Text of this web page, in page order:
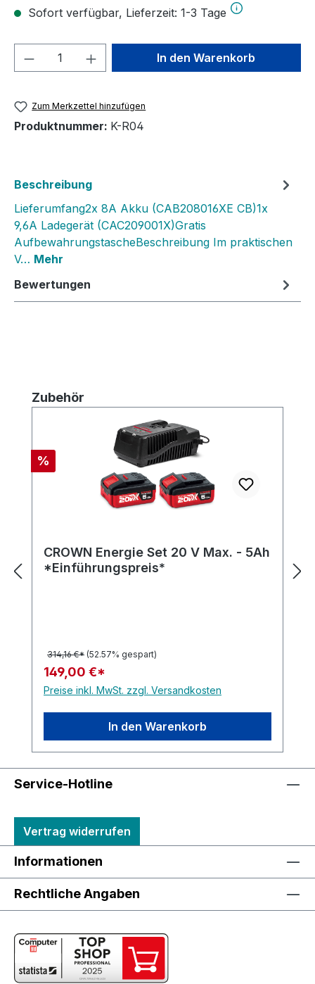
Sofort verfügbar, Lieferzeit: 1-3 Tage
Produkt Anzahl: Gib denIn den Warenkorb
Zum Merkzettel hinzufügen
Produktnummer: K-R04
Beschreibung
Lieferumfang2x 8A Akku (CAB208016XE CB)1x
9,6A Ladegerät (CAC209001X)Gratis
AufbewahrungstascheBeschreibung Im praktischen
V… Mehr
Bewertungen
Produktgalerie überspringen
Zubehör
Rabatt
%
CROWN Energie Set 20 V Max. - 5Ah
*Einführungspreis*
314,16 €* (52.57% gespart)
149,00 €*
Preise inkl. MwSt. zzgl. Versandkosten
In den Warenkorb
Service-Hotline
Vertrag widerrufen
Informationen
Rechtliche Angaben